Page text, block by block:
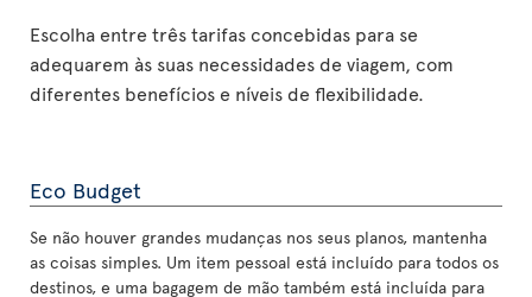
Escolha entre três tarifas concebidas para se
adequarem às suas necessidades de viagem, com
diferentes benefícios e níveis de flexibilidade.
Eco Budget
Se não houver grandes mudanças nos seus planos, mantenha
as coisas simples. Um item pessoal está incluído para todos os
destinos, e uma bagagem de mão também está incluída para